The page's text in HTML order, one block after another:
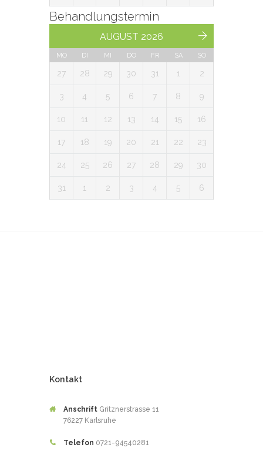
Behandlungstermin
AUGUST 2026
MO DI MI DO FR SA SO
27 28 29 30 31 1 2
3 4 5 6 7 8 9
10 11 12 13 14 15 16
17 18 19 20 21 22 23
24 25 26 27 28 29 30
31 1 2 3 4 5 6
Kontakt
Anschrift Gritznerstrasse 11
76227 Karlsruhe
Telefon 0721-94540281